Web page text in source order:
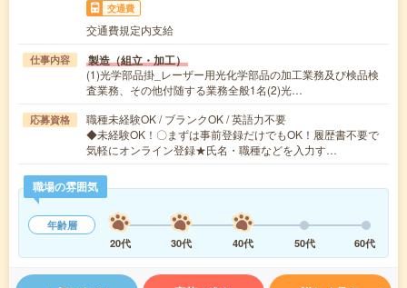
交通費
交通費規定内支給
仕事内容 製造（組立・加工）
(1)光学部品掛_レーザー用光化学部品の加工業務及び検品検
査業務、その他付随する業務全般1名(2)光…
応募資格
職種未経験OK / ブランクOK / 英語力不要
◆未経験OK！〇まずは事前登録だけでもOK！履歴書不要で
気軽にオンライン登録★氏名・職種などを入力す…
職場の雰囲気
年齢層
20代
30代 40代 50代 60代